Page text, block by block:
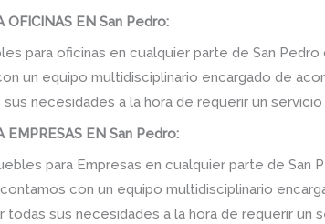
OFICINAS EN San Pedro:
para oficinas en cualquier parte de San
un equipo multidisciplinario encargado de
necesidades a la hora de requerir un servicio
EMPRESAS EN San Pedro:
para Empresas en cualquier parte de San
con un equipo multidisciplinario
sus necesidades a la hora de requerir un